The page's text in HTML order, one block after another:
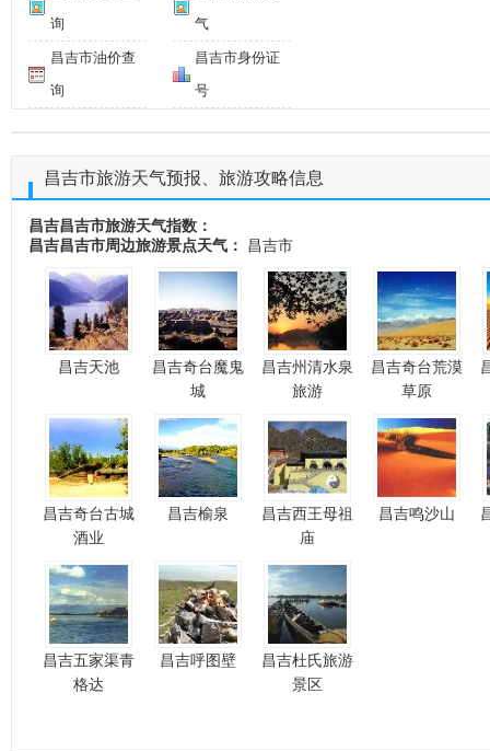
气
询
昌吉市身份证
号
昌吉市油价查
询
昌吉市旅游天气预报、旅游攻略信息
昌吉昌吉市旅游天气指数：
昌吉昌吉市周边旅游景点天气：
昌吉市
昌吉天池
昌吉奇台魔鬼
城
昌吉州清水泉
旅游
昌吉奇台荒漠
草原
昌吉奇台古城
酒业
昌吉榆泉
昌吉西王母祖
庙
昌吉鸣沙山
昌吉五家渠青
格达
昌吉呼图壁
昌吉杜氏旅游
景区